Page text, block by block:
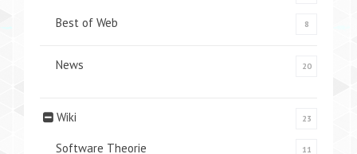
Best of Web 8
News 20
Wiki 23
Software Theorie 11